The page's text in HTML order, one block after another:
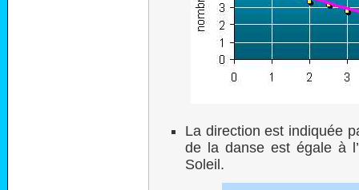
La direction est indiquée
de la danse est égale à
Soleil.